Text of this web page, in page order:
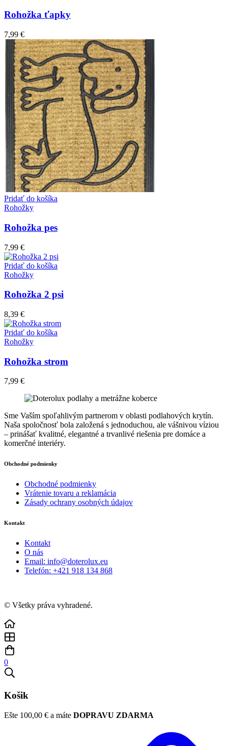
Rohožka ťapky
7,99 €
Pridať do košíka
Rohožky
Rohožka pes
7,99 €
Pridať do košíka
Rohožky
Rohožka 2 psi
8,39 €
Pridať do košíka
Rohožky
Rohožka strom
7,99 €
Sme Vaším spoľahlivým partnerom v oblasti podlahových krytín.
Naša spoločnosť bola založená s jednoduchou, ale vášnivou víziou
– prinášať kvalitné, elegantné a trvanlivé riešenia pre domáce a
komerčné interiéry.
Obchodné podmienky
Obchodné podmienky
Vrátenie tovaru a reklamácia
Zásady ochrany osobných údajov
Kontakt
Kontakt
O nás
Email: info@doterolux.eu
Telefón: +421 918 134 868
© Všetky práva vyhradené.
0
Košik
Ešte 100,00 € a máte DOPRAVU ZDARMA